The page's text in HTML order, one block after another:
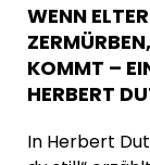
WENN
KOMMT –
HERBERT
In Herbert